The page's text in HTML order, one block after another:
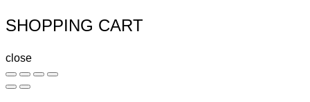
SHOPPING CART
close